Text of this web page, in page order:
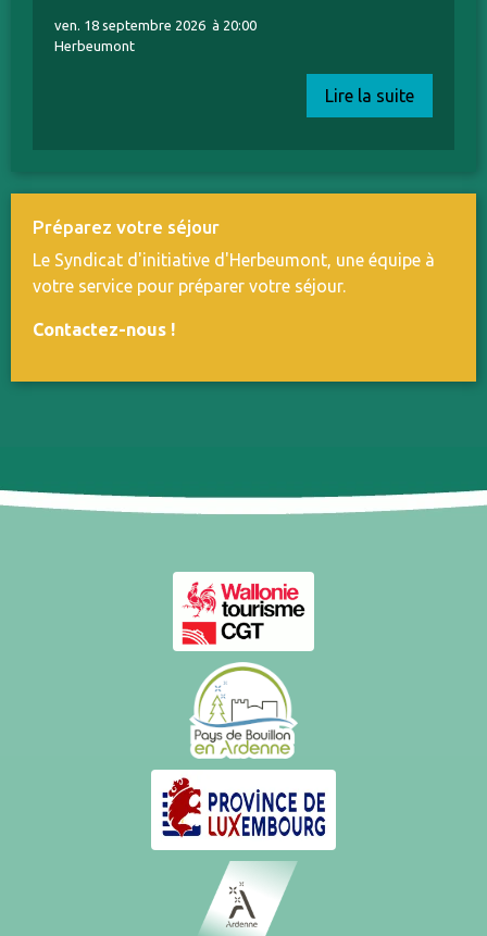
ven. 18 septembre 2026 à 20:00
Herbeumont
Lire la suite
Préparez votre séjour
Le Syndicat d'initiative d'Herbeumont, une équipe à
votre service pour préparer votre séjour.
Contactez-nous !